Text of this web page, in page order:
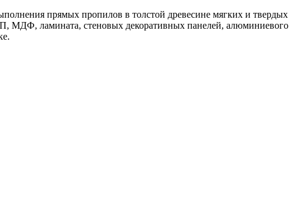
прямых пропилов в толстой древесине мягких и твердых
МДФ, ламината, стеновых декоративных панелей, алюминиевого